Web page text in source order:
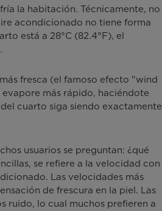
la habitación. Técnicamente, no
acondicionado no tiene forma
está a 28°C (82.4°F), el
fresca (el famoso efecto "wind
más rápido, haciéndote
cuarto siga siendo exactamente
usuarios se preguntan: ¿qué
se refiere a la velocidad con
Las velocidades más
de frescura en la piel. Las
ruido, lo cual muchos prefieren a